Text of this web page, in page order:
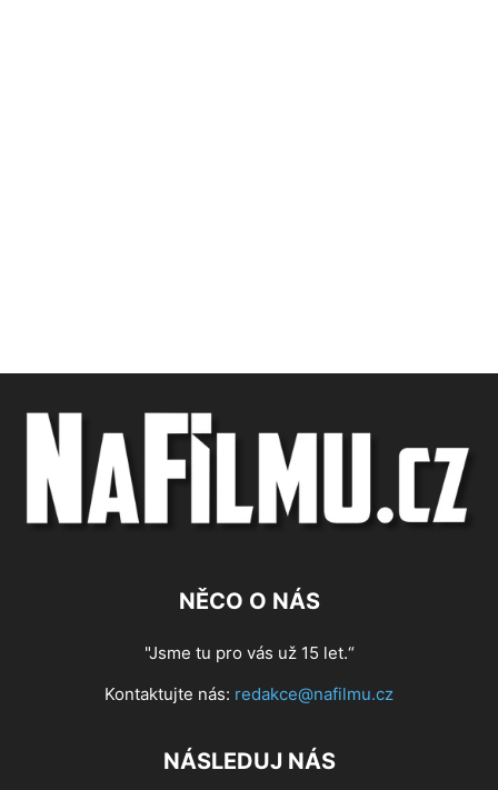
NĚCO O NÁS
"Jsme tu pro vás už 15 let.“
Kontaktujte nás: redakce@nafilmu.cz
NÁSLEDUJ NÁS